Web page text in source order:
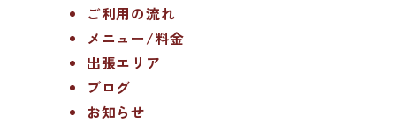
ご利用の流れ
メニュー/料金
出張エリア
ブログ
お知らせ